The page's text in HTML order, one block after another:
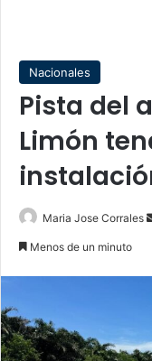
Nacionales
Pista del
Limón
Maria Jose Corrales
Menos de un minuto